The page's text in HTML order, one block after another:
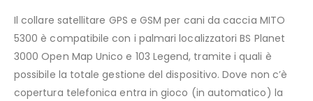
Il collare satellitare GPS e GSM per cani da caccia MITO
5300 è compatibile con i palmari localizzatori BS Planet
3000 Open Map Unico e 103 Legend, tramite i quali è
possibile la totale gestione del dispositivo. Dove non c’è
copertura telefonica entra in gioco (in automatico) la